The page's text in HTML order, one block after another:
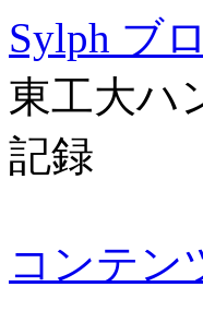
Sylph ブ
東工大ハ
記録
コンテン